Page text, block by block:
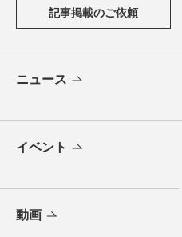
記事掲載のご依頼
ニュース
イベント
動画